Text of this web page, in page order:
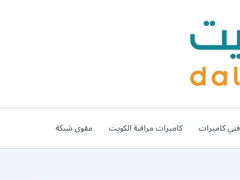
فني كاميرات كاميرات مراقبة الكويت مقوي شبكة